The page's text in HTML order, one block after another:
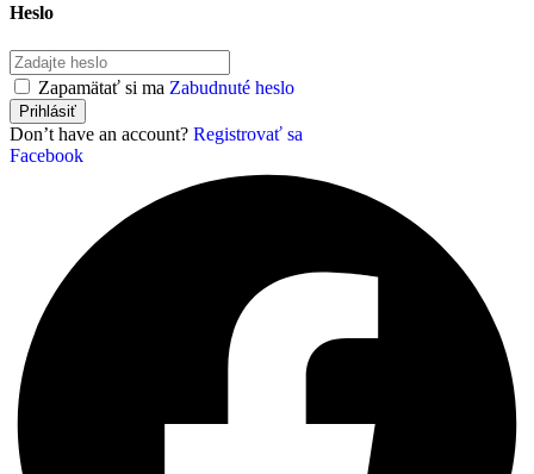
Heslo
Zapamätať si ma Zabudnuté heslo
Don’t have an account? Registrovať sa
Facebook